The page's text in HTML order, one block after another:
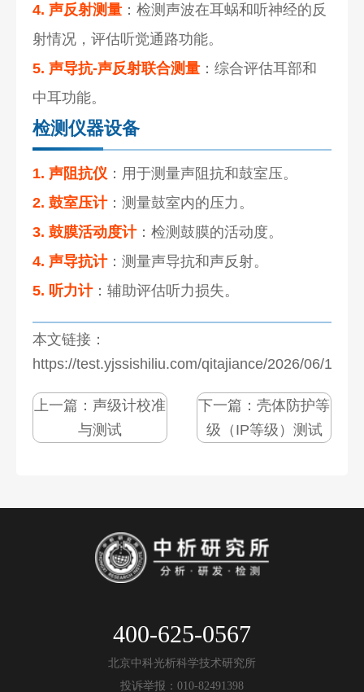
4. 声反射测量 ：检测声波在耳蜗和听神经的反
射情况，评估听觉通路功能。
5. 声导抗-声反射联合测量 ：综合评估耳部和
中耳功能。
检测仪器设备
1. 声阻抗仪 ：用于测量声阻抗和鼓室压。
2. 鼓室压计：测量鼓室内的压力。
3. 鼓膜活动度计：检测鼓膜的活动度。
4. 声导抗计：测量声导抗和声反射。
5. 听力计：辅助评估听力损失。
本文链接：
https://test.yjssishiliu.com/qitajiance/2026/06/
上一篇： 声级计校准
与测试
下一篇：壳体防护等
级（IP等级）测试
400-625-0567
北京中科光析科学技术研究所
投诉举报：010-82491398